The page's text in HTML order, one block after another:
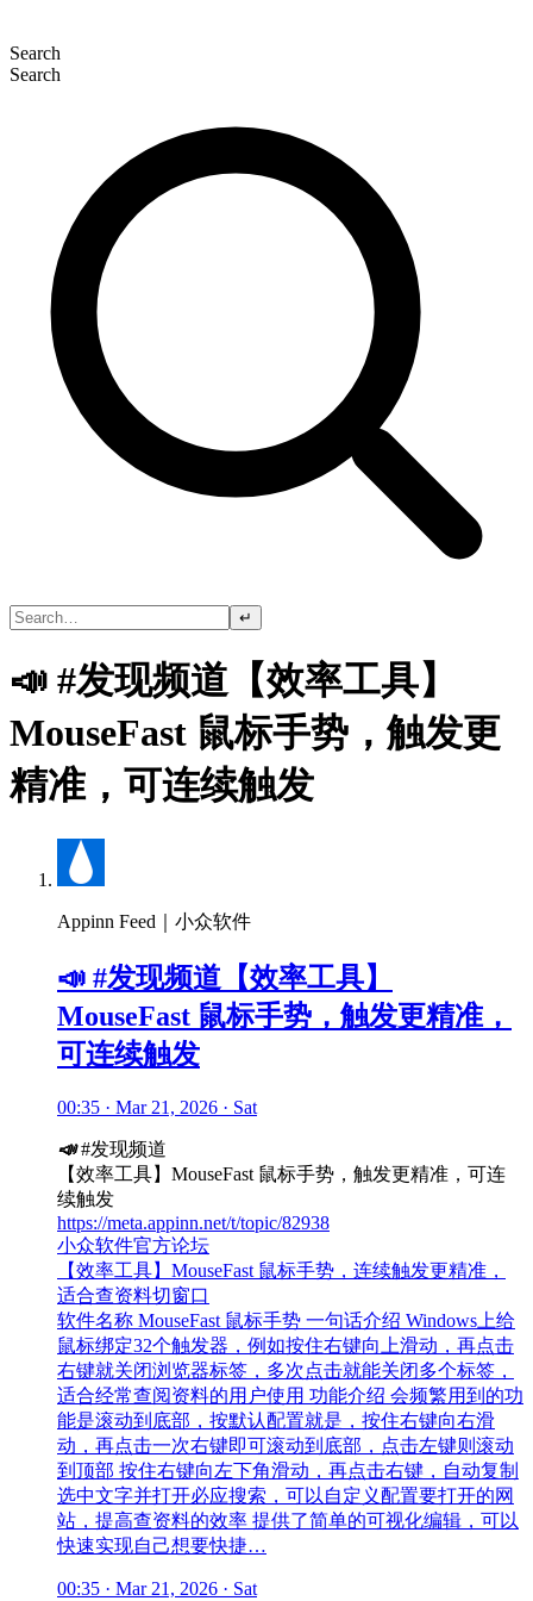
Search
Search
↵
📣 #发现频道【效率工具】
MouseFast 鼠标手势，触发更
精准，可连续触发
Appinn Feed｜小众软件
📣 #发现频道【效率工具】
MouseFast 鼠标手势，触发更精准，
可连续触发
00:35 · Mar 21, 2026 · Sat
📣#发现频道
【效率工具】MouseFast 鼠标手势，触发更精准，可连
续触发
https://meta.appinn.net/t/topic/82938
小众软件官方论坛
【效率工具】MouseFast 鼠标手势，连续触发更精准，
适合查资料切窗口
软件名称 MouseFast 鼠标手势 一句话介绍 Windows上给
鼠标绑定32个触发器，例如按住右键向上滑动，再点击
右键就关闭浏览器标签，多次点击就能关闭多个标签，
适合经常查阅资料的用户使用 功能介绍 会频繁用到的功
能是滚动到底部，按默认配置就是，按住右键向右滑
动，再点击一次右键即可滚动到底部，点击左键则滚动
到顶部 按住右键向左下角滑动，再点击右键，自动复制
选中文字并打开必应搜索，可以自定义配置要打开的网
站，提高查资料的效率 提供了简单的可视化编辑，可以
快速实现自己想要快捷…
00:35 · Mar 21, 2026 · Sat